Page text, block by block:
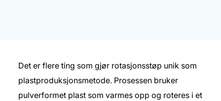
Det er flere ting som gjør rotasjonsstøp unik som
plastproduksjonsmetode. Prosessen bruker
pulverformet plast som varmes opp og roteres i et